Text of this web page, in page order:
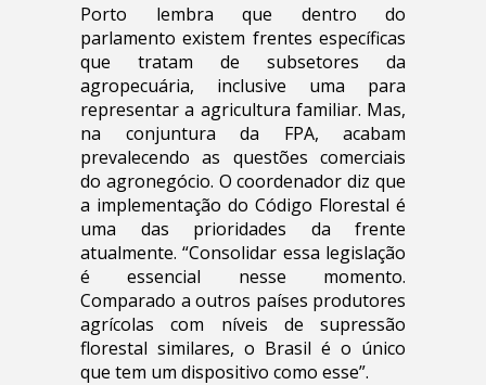
Porto lembra que dentro do
parlamento existem frentes específicas
que tratam de subsetores da
agropecuária, inclusive uma para
representar a agricultura familiar. Mas,
na conjuntura da FPA, acabam
prevalecendo as questões comerciais
do agronegócio. O coordenador diz que
a implementação do Código Florestal é
uma das prioridades da frente
atualmente. “Consolidar essa legislação
é essencial nesse momento.
Comparado a outros países produtores
agrícolas com níveis de supressão
florestal similares, o Brasil é o único
que tem um dispositivo como esse”.